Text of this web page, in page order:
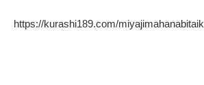
https://kurashi189.com/